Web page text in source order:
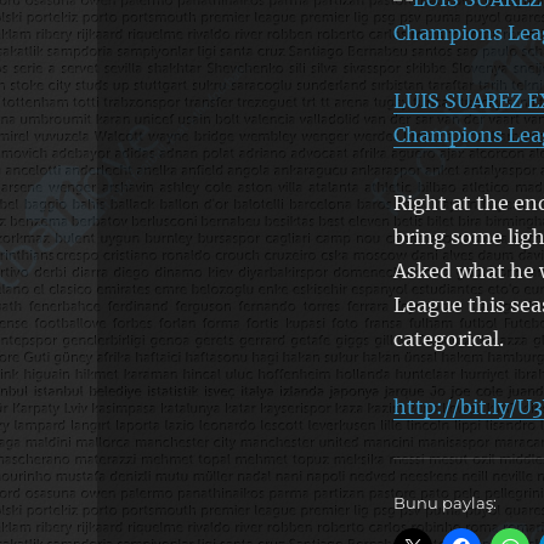
LUIS SUAREZ
Champions
Right at the
bring some
Asked what
League this
categorical.
http://bit.ly/
Bunu paylaş: